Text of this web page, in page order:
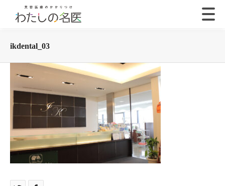
ikdental_03